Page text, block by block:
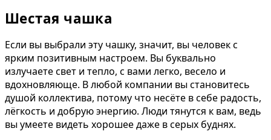
Шестая чашка
Если вы выбрали эту чашку, значит, вы человек с
ярким позитивным настроем. Вы буквально
излучаете свет и тепло, с вами легко, весело и
вдохновляюще. В любой компании вы становитесь
душой коллектива, потому что несёте в себе радость,
лёгкость и добрую энергию. Люди тянутся к вам, ведь
вы умеете видеть хорошее даже в серых буднях.